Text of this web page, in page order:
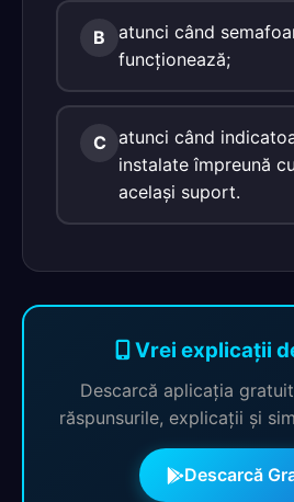
B
atunci când
funcţionează;
C atunci când
instalate împreună
acelaşi suport.
Vrei explicații
Descarcă aplicația
răspunsurile, explicații și
Descarcă